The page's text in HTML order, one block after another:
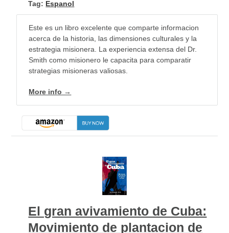
Tag: Espanol
Este es un libro excelente que comparte informacion
acerca de la historia, las dimensiones culturales y la
estrategia misionera. La experiencia extensa del Dr.
Smith como misionero le capacita para comparatir
strategias misioneras valiosas.
More info →
El gran avivamiento de Cuba:
Movimiento de plantacion de